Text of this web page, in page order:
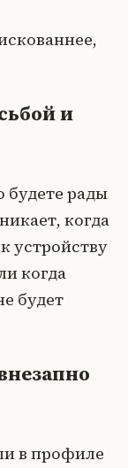
и
будете рады
когда
устройству
когда
будет
в профиле